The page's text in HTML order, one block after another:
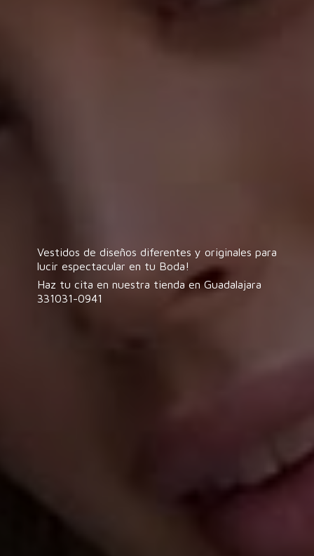
Vestidos de diseños diferentes y originales para
lucir espectacular en tu Boda!
Haz tu cita en nuestra tienda en Guadalajara
331031-0941